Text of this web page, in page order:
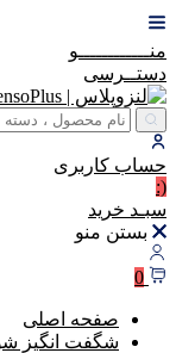
منــــــــــــو
دستــرسی
حساب کاربری
(:
سبـد خرید
بستن منو
0
صفحه اصلی
شگفت انگیز